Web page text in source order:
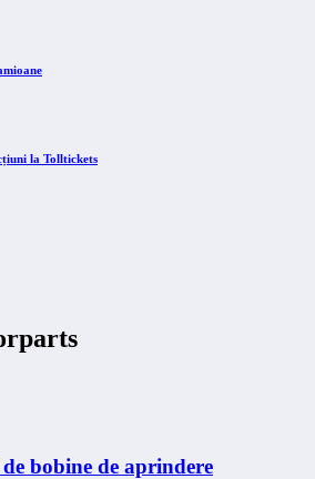
la Tolltickets
bobine de aprindere